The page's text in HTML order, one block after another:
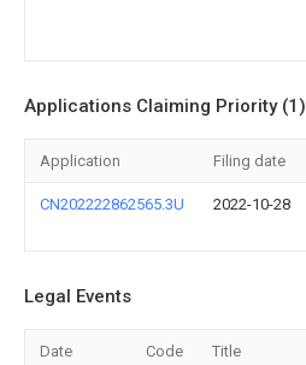
Applications Claiming Priority (1)
Application Filing date
CN202222862565.3U 2022-10-28
Legal Events
Date Code Title